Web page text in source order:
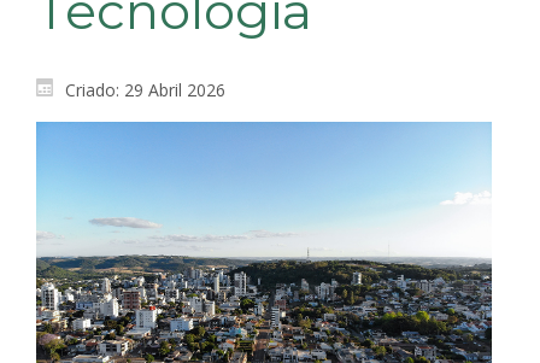
Criado: 29 Abril 2026